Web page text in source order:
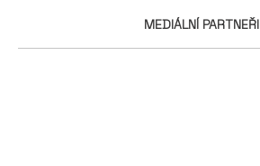
MEDIÁLNÍ PARTNEŘI